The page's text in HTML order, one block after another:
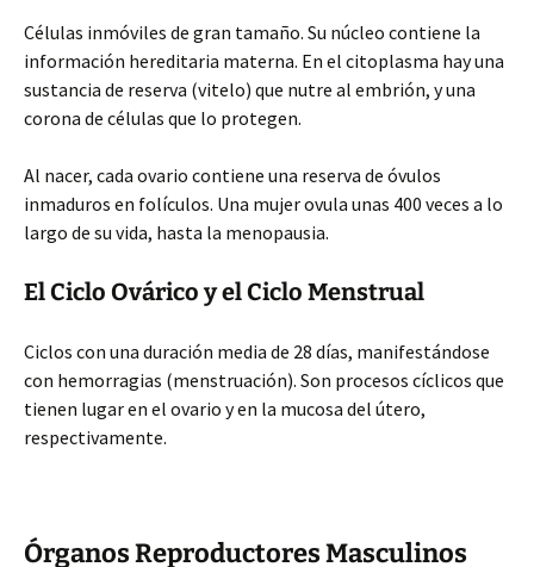
Células inmóviles de gran tamaño. Su núcleo contiene la
información hereditaria materna. En el citoplasma hay una
sustancia de reserva (vitelo) que nutre al embrión, y una
corona de células que lo protegen.
Al nacer, cada ovario contiene una reserva de óvulos
inmaduros en folículos. Una mujer ovula unas 400 veces a lo
largo de su vida, hasta la menopausia.
El Ciclo Ovárico y el Ciclo Menstrual
Ciclos con una duración media de 28 días, manifestándose
con hemorragias (menstruación). Son procesos cíclicos que
tienen lugar en el ovario y en la mucosa del útero,
respectivamente.
Órganos Reproductores Masculinos